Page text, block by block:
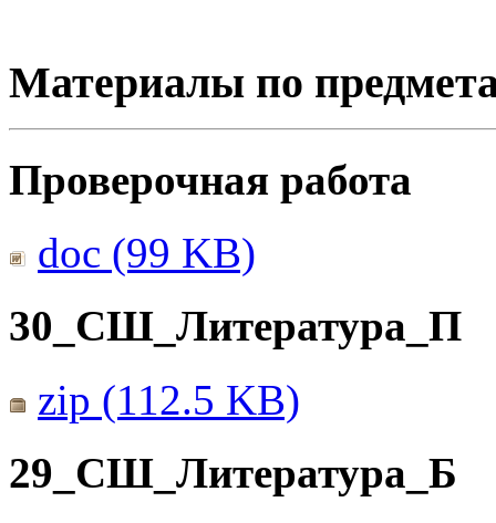
Материалы по
Проверочная работа
doc (99 KB)
30_СШ_Литература_П
zip (112.5 KB)
29_СШ_Литература_Б